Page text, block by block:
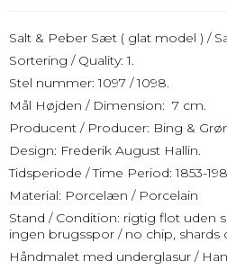
Salt & Peber Sæt ( glat model ) /
Sortering / Quality: 1.
Stel nummer: 1097 / 1098.
Mål Højden / Dimension: 7 cm.
Producent / Producer: Bing &
Design: Frederik August Hallin.
Tidsperiode / Time Period: 1853-
Material: Porcelæn / Porcelain
Stand / Condition: rigtig flot uden
ingen brugsspor / no chip, shards
Håndmalet med underglasur /